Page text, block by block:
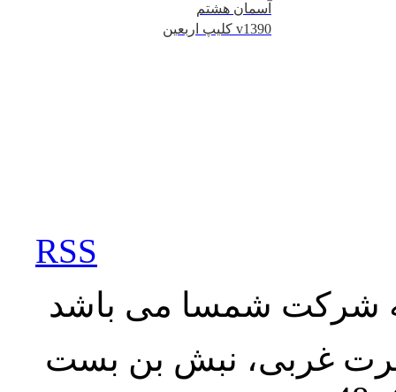
آسمان هشتم
کلیپ اربعین v1390
RSS
شرکت شمسا می باشد
غربی، نبش بن بست